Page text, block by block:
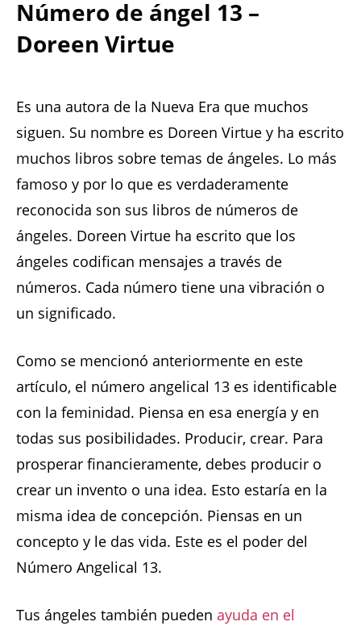
Número de ángel 13 –
Doreen Virtue
Es una autora de la Nueva Era que muchos
siguen. Su nombre es Doreen Virtue y ha escrito
muchos libros sobre temas de ángeles. Lo más
famoso y por lo que es verdaderamente
reconocida son sus libros de números de
ángeles. Doreen Virtue ha escrito que los
ángeles codifican mensajes a través de
números. Cada número tiene una vibración o
un significado.
Como se mencionó anteriormente en este
artículo, el número angelical 13 es identificable
con la feminidad. Piensa en esa energía y en
todas sus posibilidades. Producir, crear. Para
prosperar financieramente, debes producir o
crear un invento o una idea. Esto estaría en la
misma idea de concepción. Piensas en un
concepto y le das vida. Este es el poder del
Número Angelical 13.
Tus ángeles también pueden ayuda en el